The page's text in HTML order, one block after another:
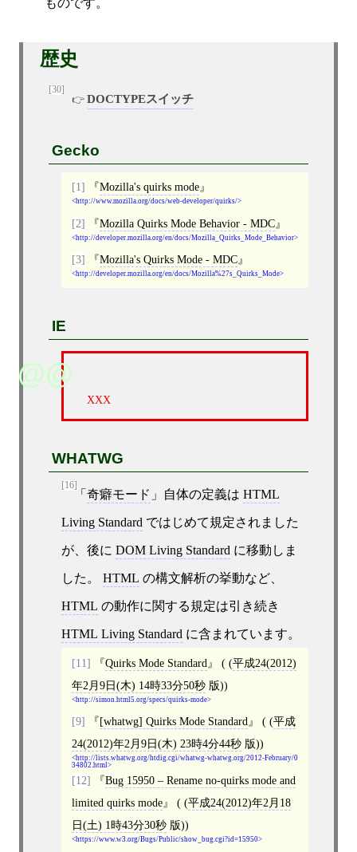
ものです。
歴史
[30]
DOCTYPEスイッチ
Gecko
[1] Mozilla's quirks mode
http://www.mozilla.org/docs/web-developer/quirks/
[2] Mozilla Quirks Mode Behavior - MDC
http://developer.mozilla.org/en/docs/Mozilla_Quirks_Mode_Behavior
[3] Mozilla's Quirks Mode - MDC
http://developer.mozilla.org/en/docs/Mozilla%27s_Quirks_Mode
IE
XXX
WHATWG
[16]
「 奇癖モード 」自体の定義は HTML
Living Standard ではじめて規定されました
が、後に DOM Living Standard に移動しま
した。 HTML の構文解析の挙動など、
HTML の動作に関する規定は引き続き
HTML Living Standard に含まれています。
[11] Quirks Mode Standard ( (平成24(2012)
年2月9日(木) 14時33分50秒版))
http://simon.html5.org/specs/quirks-mode
[9] [whatwg] Quirks Mode Standard ( (平成
24(2012)年2月9日(木) 23時4分44秒版))
http://lists.whatwg.org/htdig.cgi/whatwg-whatwg.org/2012-February/0
34802.html
[12]
Bug 15950 – Rename no-quirks mode and
limited quirks mode
( (平成24(2012)年2月18
日(土) 1時43分30秒版))
https://www.w3.org/Bugs/Public/show_bug.cgi?id=15950